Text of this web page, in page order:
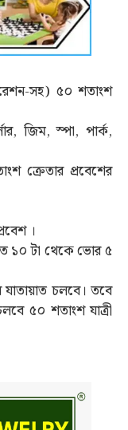
সহ) ৫০ শতাংশ
জিম, স্পা, পার্ক,
ক্রেতার প্রবেশের
।
১০ টা থেকে ভোর ৫
চলবে। তবে
৫০ শতাংশ যাত্রী